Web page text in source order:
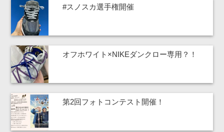
#スノスカ選手権開催
オフホワイト×NIKEダンクロー専用？！
第2回フォトコンテスト開催！